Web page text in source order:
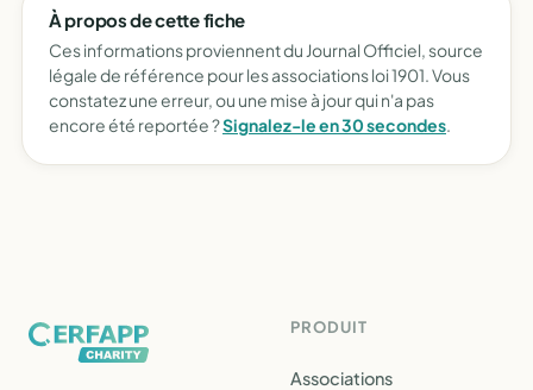
À propos de cette fiche
Ces informations proviennent du Journal Officiel, source
légale de référence pour les associations loi 1901. Vous
constatez une erreur, ou une mise à jour qui n'a pas
encore été reportée ?Signalez-le en 30 secondes.
PRODUIT
Associations